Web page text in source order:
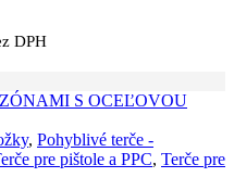
DPH
, Pohyblivé terče -
pre pištole a PPC, Terče pre